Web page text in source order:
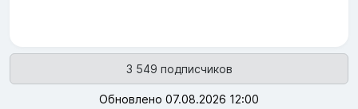
3 549 подписчиков
Обновлено 07.08.2026 12:00